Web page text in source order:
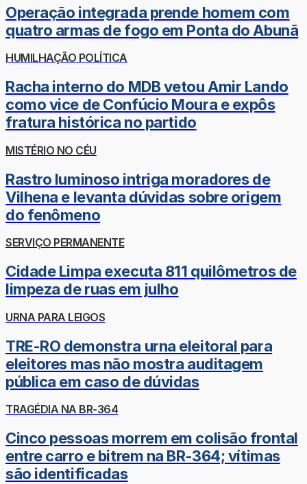
Operação integrada prende homem com
quatro armas de fogo em Ponta do Abunã
HUMILHAÇÃO POLÍTICA
Racha interno do MDB vetou Amir Lando
como vice de Confúcio Moura e expôs
fratura histórica no partido
MISTÉRIO NO CÉU
Rastro luminoso intriga moradores de
Vilhena e levanta dúvidas sobre origem
do fenômeno
SERVIÇO PERMANENTE
Cidade Limpa executa 811 quilômetros de
limpeza de ruas em julho
URNA PARA LEIGOS
TRE-RO demonstra urna eleitoral para
eleitores mas não mostra auditagem
pública em caso de dúvidas
TRAGÉDIA NA BR-364
Cinco pessoas morrem em colisão frontal
entre carro e bitrem na BR-364; vítimas
são identificadas